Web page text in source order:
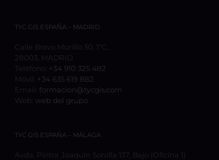
TYC GIS ESPAÑA – MADRID
Calle Bravo Murillo 50, 1ºC,
28003, MADRID
Teléfono: +34 910 325 482
Móvil: +34 635 619 882
Email: formacion@tycgis.com
Web: web del grupo
TYC GIS ESPAÑA – MÁLAGA
Avda. Pintor Joaquín Sorolla 137, Bajo (Oficina 1)